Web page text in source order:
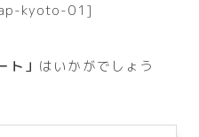
kyoto-01]
ト」 はいかがでしょう